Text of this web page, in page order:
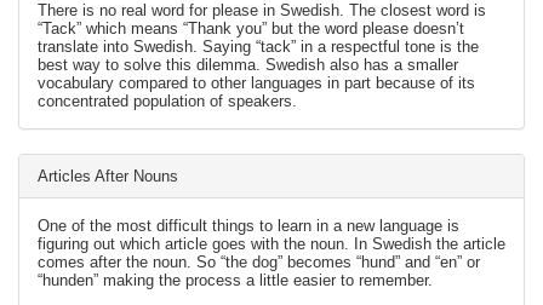
There is no real word for please in Swedish. The closest word is
“Tack” which means “Thank you” but the word please doesn’t
translate into Swedish. Saying “tack” in a respectful tone is the
best way to solve this dilemma. Swedish also has a smaller
vocabulary compared to other languages in part because of its
concentrated population of speakers.
Articles After Nouns
One of the most difficult things to learn in a new language is
figuring out which article goes with the noun. In Swedish the article
comes after the noun. So “the dog” becomes “hund” and “en” or
“hunden” making the process a little easier to remember.